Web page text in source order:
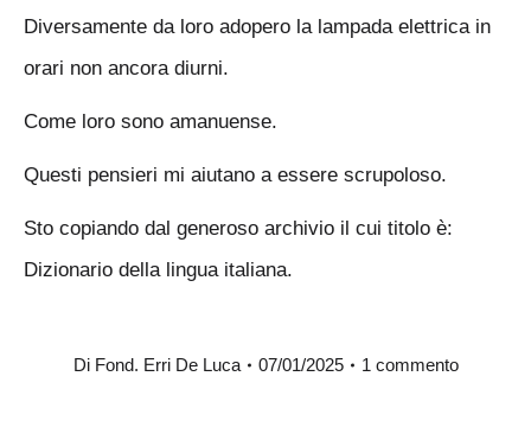
Diversamente da loro adopero la lampada elettrica in
orari non ancora diurni.
Come loro sono amanuense.
Questi pensieri mi aiutano a essere scrupoloso.
Sto copiando dal generoso archivio il cui titolo è:
Dizionario della lingua italiana.
Di Fond. Erri De Luca 07/01/2025 1 commento